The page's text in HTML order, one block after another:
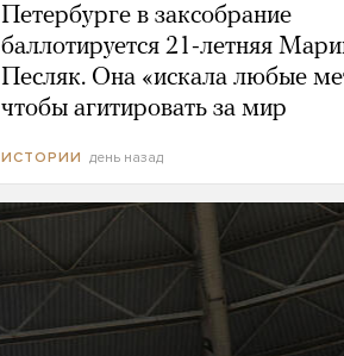
Петербурге в заксобрание
баллотируется 21-летняя
Песляк. Она «искала любые
чтобы агитировать за мир
ИСТОРИИ день назад